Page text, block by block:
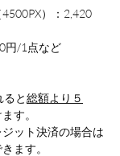
）：2,420
円/1点など
と総額より５
す。
ット決済の場合は
ます。